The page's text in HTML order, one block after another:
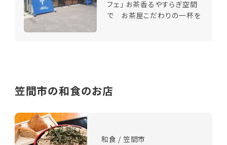
フェ」 お茶香るやすらぎ空間
で お茶屋こだわりの一杯を
笠間市の和食のお店
和食 / 笠間市